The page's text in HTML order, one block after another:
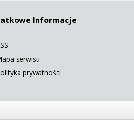
Informacje
serwisu
prywatności